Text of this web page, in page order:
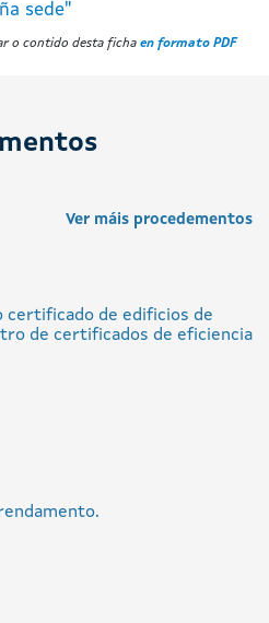
sede"
o contido desta ficha en formato PDF
Ver máis procedementos
certificado de edificios de
de certificados de eficiencia